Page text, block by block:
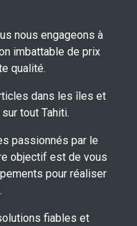
nous engageons à
imbattable de prix
qualité.
dans les îles et
tout Tahiti.
passionnés par le
objectif est de vous
pour réaliser
fiables et